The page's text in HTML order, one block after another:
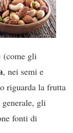
(come gli
, nei semi e
riguarda la frutta
gli
fonti di